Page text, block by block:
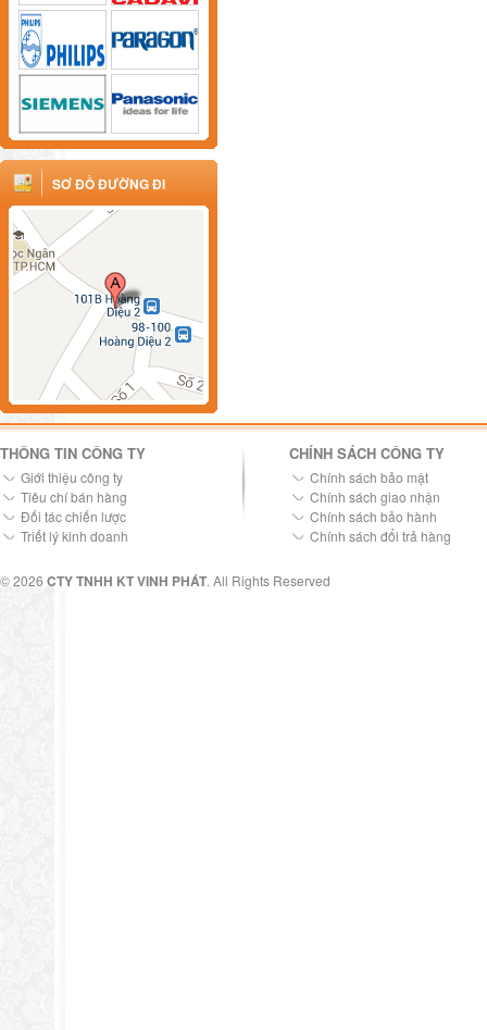
SƠ ĐỒ ĐƯỜNG ĐI
THÔNG TIN CÔNG TY
Giới thiệu công ty
Tiêu chí bán hàng
Đối tác chiến lược
Triết lý kinh doanh
CHÍNH SÁCH CÔNG TY
Chính sách bảo mật
Chính sách giao nhận
Chính sách bảo hành
Chính sách đổi trả hàng
© 2026 CTY TNHH KT VINH PHÁT. All Rights Reserved